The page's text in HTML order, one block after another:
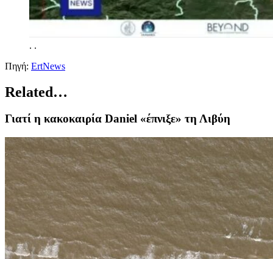
. .
Πηγή: ErtNews
Related…
Γιατί η κακοκαιρία Daniel «έπνιξε» τη Λιβύη